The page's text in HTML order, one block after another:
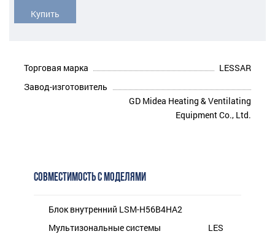
Купить
Торговая марка
LESSAR
Завод-изготовитель
GD Midea Heating & Ventilating
Equipment Co., Ltd.
СОВМЕСТИМОСТЬ С МОДЕЛЯМИ
Блок внутренний LSM-H56B4HA2
LES
Мультизональные системы